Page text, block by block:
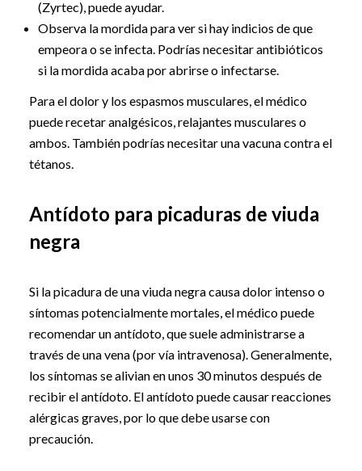
(Zyrtec), puede ayudar.
Observa la mordida para ver si hay indicios de que
empeora o se infecta. Podrías necesitar antibióticos
si la mordida acaba por abrirse o infectarse.
Para el dolor y los espasmos musculares, el médico
puede recetar analgésicos, relajantes musculares o
ambos. También podrías necesitar una vacuna contra el
tétanos.
Antídoto para picaduras de viuda
negra
Si la picadura de una viuda negra causa dolor intenso o
síntomas potencialmente mortales, el médico puede
recomendar un antídoto, que suele administrarse a
través de una vena (por vía intravenosa). Generalmente,
los síntomas se alivian en unos 30 minutos después de
recibir el antídoto. El antídoto puede causar reacciones
alérgicas graves, por lo que debe usarse con
precaución.